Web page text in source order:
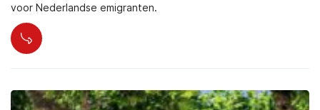
voor Nederlandse emigranten.